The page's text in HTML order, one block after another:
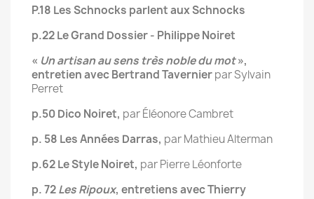
P.18 Les Schnocks parlent aux Schnocks
p.22 Le Grand Dossier - Philippe Noiret
« Un artisan au sens très noble du mot»,
entretien avec Bertrand Tavernierpar Sylvain
Perret
p.50 Dico Noiret, par Éléonore Cambret
p. 58 Les Années Darras, par Mathieu Alterman
p.62 Le Style Noiret, par Pierre Léonforte
p. 72Les Ripoux, entretiens avec Thierry